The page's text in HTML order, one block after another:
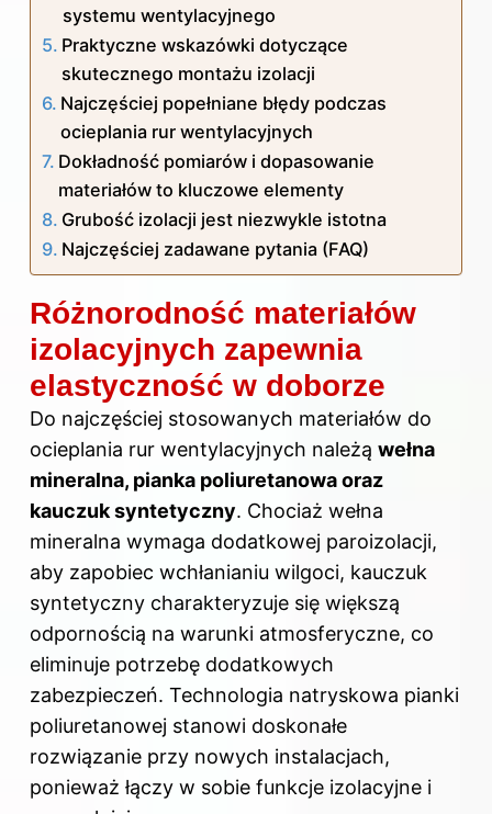
systemu wentylacyjnego
Praktyczne wskazówki dotyczące
skutecznego montażu izolacji
Najczęściej popełniane błędy podczas
ocieplania rur wentylacyjnych
Dokładność pomiarów i dopasowanie
materiałów to kluczowe elementy
Grubość izolacji jest niezwykle istotna
Najczęściej zadawane pytania (FAQ)
Różnorodność materiałów
izolacyjnych zapewnia
elastyczność w doborze
Do najczęściej stosowanych materiałów do
ocieplania rur wentylacyjnych należą wełna
mineralna, pianka poliuretanowa oraz
kauczuk syntetyczny. Chociaż wełna
mineralna wymaga dodatkowej paroizolacji,
aby zapobiec wchłanianiu wilgoci, kauczuk
syntetyczny charakteryzuje się większą
odpornością na warunki atmosferyczne, co
eliminuje potrzebę dodatkowych
zabezpieczeń. Technologia natryskowa pianki
poliuretanowej stanowi doskonałe
rozwiązanie przy nowych instalacjach,
ponieważ łączy w sobie funkcje izolacyjne i